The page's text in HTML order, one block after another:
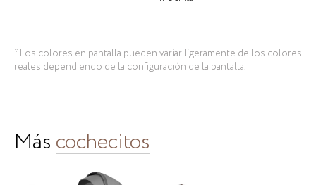
* Los colores en pantalla pueden variar ligeramente de los colores
reales dependiendo de la configuración de la pantalla.
Más cochecitos